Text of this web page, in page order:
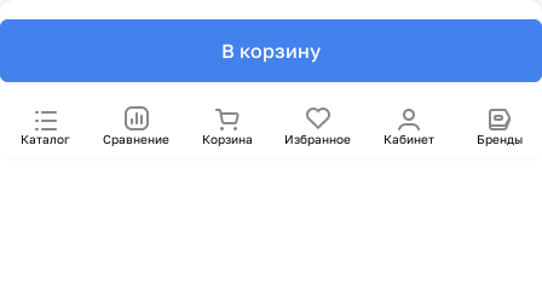
В корзину
Каталог Сравнение Корзина Избранное Кабинет Бренды